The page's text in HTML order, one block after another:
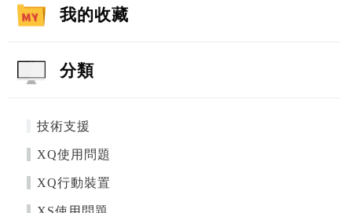
我的收藏
分類
技術支援
XQ使用問題
XQ行動裝置